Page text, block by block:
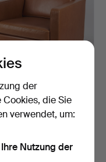
531, Artek,
der
die Sie
verwendet, um:
Nutzung der